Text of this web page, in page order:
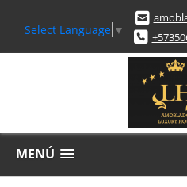
Select Language ▼
MENÚ